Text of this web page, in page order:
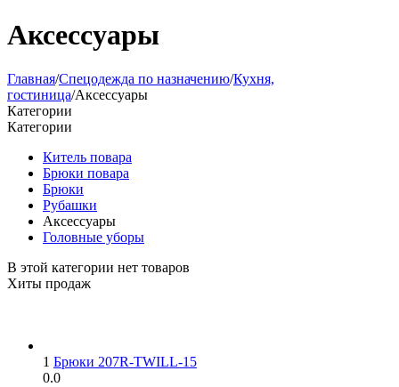
Аксессуары
Главная/Спецодежда по назначению/Кухня,
гостиница/Аксессуары
Категории
Категории
Китель повара
Брюки повара
Брюки
Рубашки
Аксессуары
Головные уборы
В этой категории нет товаров
Хиты продаж
1 Брюки 207R-TWILL-15
0.0